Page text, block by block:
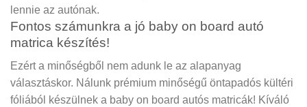
lennie az autónak.
Fontos számunkra a jó baby on board autó
matrica készítés!
Ezért a minőségből nem adunk le az alapanyag
választáskor. Nálunk prémium minőségű öntapadós kültéri
fóliából készülnek a baby on board autós matricák! Kíváló